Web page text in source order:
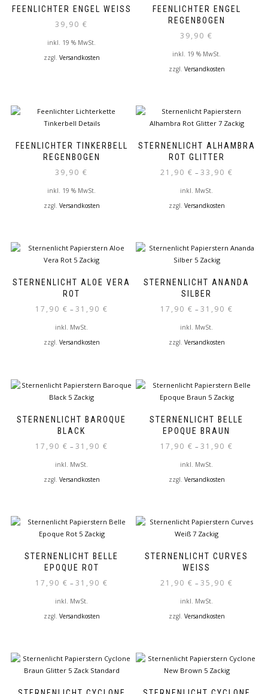
auf.
Optionen
können
auf
auf.
Die
können
auf
der
FEENLICHTER ENGEL WEISS
39,90 €
inkl. 19 % MwSt.
zzgl. Versandkosten
FEENLICHTER ENGEL
REGENBOGEN
39,90 €
inkl. 19 % MwSt.
zzgl. Versandkosten
FEENLICHTER TINKERBELL
REGENBOGEN
39,90 €
inkl. 19 % MwSt.
zzgl. Versandkosten
STERNENLICHT ALHAMBRA
ROT GLITTER
21,90 € – 33,90 €
inkl. MwSt.
zzgl. Versandkosten
mehrere
Varianten
auf.
Die
können
auf
der
STERNENLICHT ALOE VERA
ROT
17,90 € – 31,90 €
inkl. MwSt.
zzgl. Versandkosten
mehrere
Varianten
auf.
Die
können
auf
der
STERNENLICHT ANANDA
SILBER
17,90 € – 31,90 €
inkl. MwSt.
zzgl. Versandkosten
mehrere
auf.
Die
können
auf
der
STERNENLICHT BAROQUE
BLACK
17,90 € – 31,90 €
inkl. MwSt.
zzgl. Versandkosten
mehrere
Varianten
auf.
Die
können
auf
der
STERNENLICHT BELLE
EPOQUE BRAUN
17,90 € – 31,90 €
inkl. MwSt.
zzgl. Versandkosten
mehrere
Varianten
auf.
Die
können
auf
der
STERNENLICHT BELLE
EPOQUE ROT
17,90 € – 31,90 €
inkl. MwSt.
zzgl. Versandkosten
mehrere
auf.
STERNENLICHT CURVES
WEISS
21,90 € – 35,90 €
inkl. MwSt.
zzgl. Versandkosten
mehrere
Varianten
auf.